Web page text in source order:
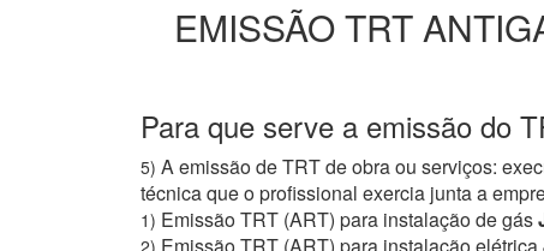
EMISSÃO TRT
Para que serve a emissão do
5) A emissão de TRT de obra ou serviços:
técnica que o profissional exercia junta a
1) Emissão TRT (ART) para instalação de gás